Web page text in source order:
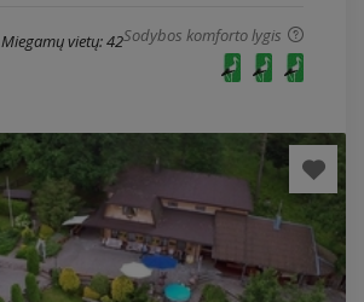
Sodybos komforto lygis
Miegamų vietų: 42